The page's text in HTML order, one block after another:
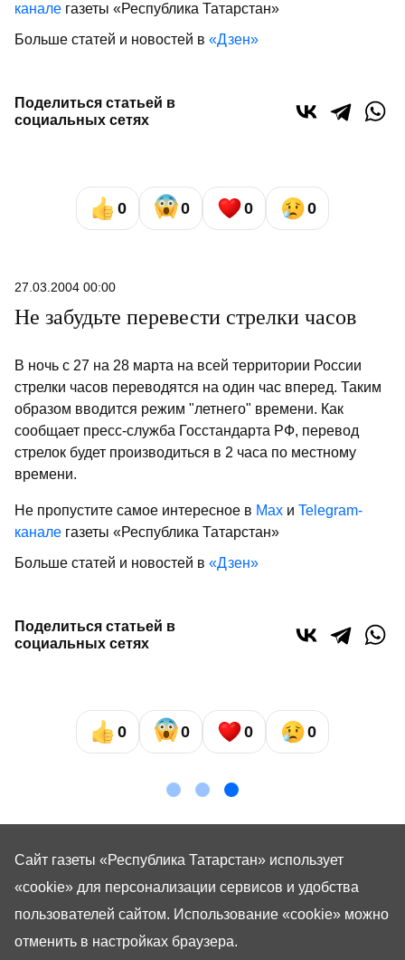
канале газеты «Республика Татарстан»
Больше статей и новостей в «Дзен»
Поделиться статьей в
социальных сетях
0 0 0 0
27.03.2004 00:00
Не забудьте перевести стрелки часов
В ночь с 27 на 28 марта на всей территории России
стрелки часов переводятся на один час вперед. Таким
образом вводится режим "летнего" времени. Как
сообщает пресс-служба Госстандарта РФ, перевод
стрелок будет производиться в 2 часа по местному
времени.
Не пропустите самое интересное в Max и Telegram-
канале газеты «Республика Татарстан»
Больше статей и новостей в «Дзен»
Поделиться статьей в
социальных сетях
0 0 0 0
Сайт газеты «Республика Татарстан» использует
«cookie» для персонализации сервисов и удобства
пользователей сайтом. Использование «cookie» можно
отменить в настройках браузера.